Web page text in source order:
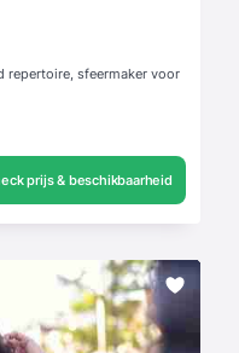
repertoire, sfeermaker voor
prijs & beschikbaarheid